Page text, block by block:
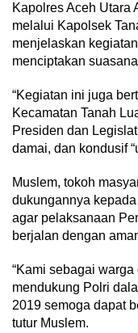
Kapolres Aceh Utara
melalui Kapolsek
menjelaskan
menciptakan
“Kegiatan ini juga
Kecamatan Tanah
Presiden dan
damai, dan kondusif
Muslem, tokoh
dukungannya
agar pelaksanaan
berjalan dengan
“Kami sebagai
mendukung Polri
2019 semoga dapat
tutur Muslem.